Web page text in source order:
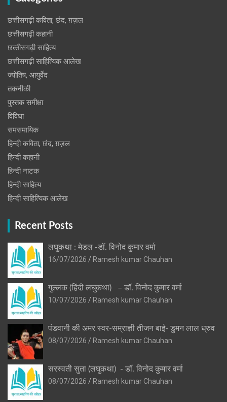
छत्तीसगढ़ी कविता, छंद, ग़ज़ल
छत्तीसगढ़ी कहानी
छत्‍तीसगढ़ी साहित्‍य
छत्तीसगढ़ी साहित्यिक आलेख
ज्योतिष, आयुर्वेद
तकनीकी
पुस्‍तक समीक्षा
विविधा
समसमायिक
हिन्दी कविता, छंद, ग़ज़ल
हिन्दी कहानी
हिन्‍दी नाटक
हिन्दी साहित्य
हिन्दी साहित्यिक आलेख
Recent Posts
लघुकथा : मेडल -डॉ. विनोद कुमार वर्मा
16/07/2026
Ramesh kumar Chauhan
गुल्लक (हिंदी लघुकथा) – डॉ. विनोद कुमार वर्मा
10/07/2026
Ramesh kumar Chauhan
पंडवानी की अमर स्वर-सम्राज्ञी तीजन बाई- डुमन लाल ध्रुव
08/07/2026
Ramesh kumar Chauhan
सरस्वती सुता (लघुकथा) ​- डॉ. विनोद कुमार वर्मा
08/07/2026
Ramesh kumar Chauhan